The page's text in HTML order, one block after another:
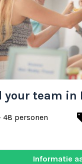
your team in
48 personen
Informatie